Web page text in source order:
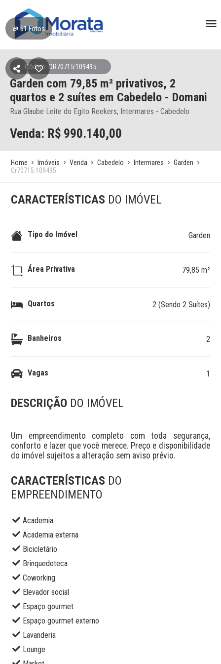
51Fotos
Código: OR70715:109495
Garden com 79,85 m² privativos, 2
quartos e 2 suítes em Cabedelo - Domani
Rua Glaube Leite do Egito Reekers, Intermares - Cabedelo
Venda: R$ 990.140,00
Home Imóveis Venda Cabedelo Intermares
Garden
Or70715:109495
CARACTERÍSTICAS DO IMÓVEL
Tipo do Imóvel Garden
Área Privativa 79,85 m²
Quartos 2 (Sendo 2 Suítes)
Banheiros 2
Vagas 1
DESCRIÇÃO DO IMÓVEL
Um empreendimento completo com toda segurança,
conforto e lazer que você merece. Preço e disponibilidade
do imóvel sujeitos a alteração sem aviso prévio.
CARACTERÍSTICAS DO
EMPREENDIMENTO
Academia
Academia externa
Bicicletário
Brinquedoteca
Coworking
Elevador social
Espaço gourmet
Espaço gourmet externo
Lavanderia
Lounge